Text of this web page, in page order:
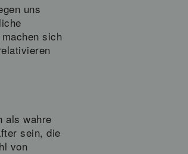
uns
sich
als wahre
sein, die
von